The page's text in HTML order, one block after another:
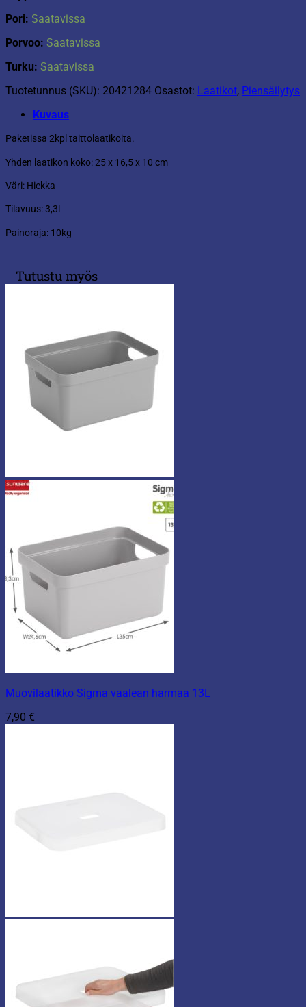
Pori: Saatavissa
Porvoo: Saatavissa
Turku: Saatavissa
Tuotetunnus (SKU): 20421284 Osastot: Laatikot, Piensäilytys
Kuvaus
Paketissa 2kpl taittolaatikoita.
Yhden laatikon koko: 25 x 16,5 x 10 cm
Väri: Hiekka
Tilavuus: 3,3l
Painoraja: 10kg
Tutustu myös
Muovilaatikko Sigma vaalean harmaa 13L
7,90 €